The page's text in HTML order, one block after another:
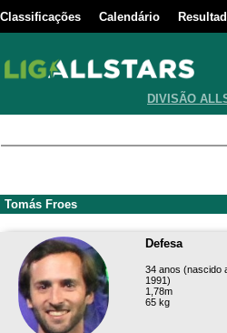
Classificações Calendário
DIVISÃO
Tomás Froes
Defesa
34 anos (nascido
1991)
1,78m
65 kg